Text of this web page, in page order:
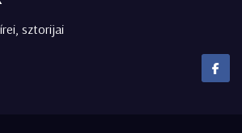
sztorijai